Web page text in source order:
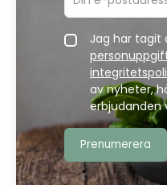
Jag har tagit
av nyheter,
erbjudanden